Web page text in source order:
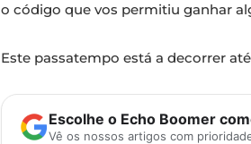
o código que vos permitiu ganhar
Este passatempo está a decorrer
Escolhe o Echo Boomer
Vê os nossos artigos com